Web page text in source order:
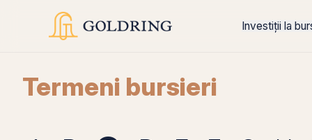
Investiții la
Termeni bursieri